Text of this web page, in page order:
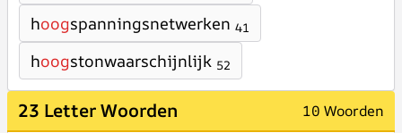
hoogspanningsnetwerken 41
hoogstonwaarschijnlijk 52
23 Letter Woorden 10 Woorden